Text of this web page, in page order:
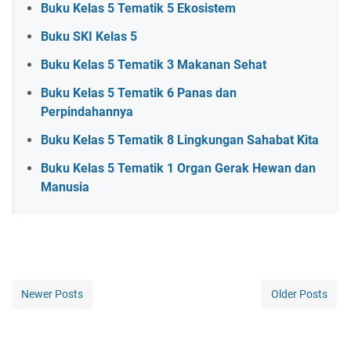
Buku Kelas 5 Tematik 5 Ekosistem
Buku SKI Kelas 5
Buku Kelas 5 Tematik 3 Makanan Sehat
Buku Kelas 5 Tematik 6 Panas dan
Perpindahannya
Buku Kelas 5 Tematik 8 Lingkungan Sahabat Kita
Buku Kelas 5 Tematik 1 Organ Gerak Hewan dan
Manusia
Newer Posts Older Posts